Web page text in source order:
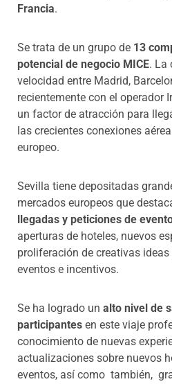
Francia.
Se trata de un grupo de 13
potencial de negocio MICE. La
velocidad entre Madrid,
recientemente con el operador
un factor de atracción para
las crecientes conexiones
europeo.
Sevilla tiene depositadas
mercados europeos que
llegadas y peticiones de
aperturas de hoteles, nuevos
proliferación de creativas
eventos e incentivos.
Se ha logrado un alto nivel de
participantes en este viaje
conocimiento de nuevas
actualizaciones sobre nuevos
eventos, así como también,